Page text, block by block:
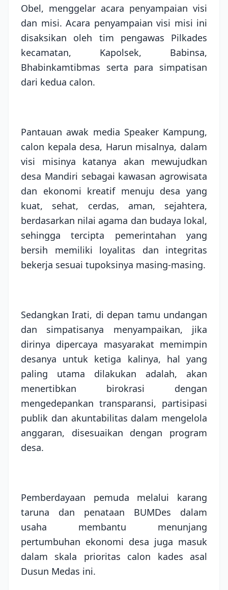
Obel, menggelar acara penyampaian visi
dan misi. Acara penyampaian visi misi ini
disaksikan oleh tim pengawas Pilkades
kecamatan, Kapolsek, Babinsa,
Bhabinkamtibmas serta para simpatisan
dari kedua calon.
Pantauan awak media Speaker Kampung,
calon kepala desa, Harun misalnya, dalam
visi misinya katanya akan mewujudkan
desa Mandiri sebagai kawasan agrowisata
dan ekonomi kreatif menuju desa yang
kuat, sehat, cerdas, aman, sejahtera,
berdasarkan nilai agama dan budaya lokal,
sehingga tercipta pemerintahan yang
bersih memiliki loyalitas dan integritas
bekerja sesuai tupoksinya masing-masing.
Sedangkan Irati, di depan tamu undangan
dan simpatisanya menyampaikan, jika
dirinya dipercaya masyarakat memimpin
desanya untuk ketiga kalinya, hal yang
paling utama dilakukan adalah, akan
menertibkan birokrasi dengan
mengedepankan transparansi, partisipasi
publik dan akuntabilitas dalam mengelola
anggaran, disesuaikan dengan program
desa.
Pemberdayaan pemuda melalui karang
taruna dan penataan BUMDes dalam
usaha membantu menunjang
pertumbuhan ekonomi desa juga masuk
dalam skala prioritas calon kades asal
Dusun Medas ini.